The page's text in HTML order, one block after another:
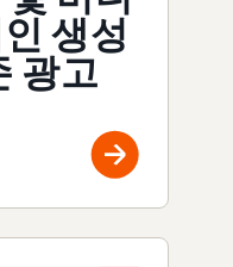
생성
광고